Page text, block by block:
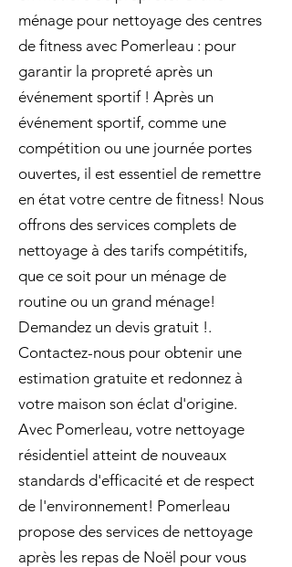
ménage pour nettoyage des centres
de fitness avec Pomerleau : pour
garantir la propreté après un
événement sportif ! Après un
événement sportif, comme une
compétition ou une journée portes
ouvertes, il est essentiel de remettre
en état votre centre de fitness! Nous
offrons des services complets de
nettoyage à des tarifs compétitifs,
que ce soit pour un ménage de
routine ou un grand ménage!
Demandez un devis gratuit !.
Contactez-nous pour obtenir une
estimation gratuite et redonnez à
votre maison son éclat d'origine.
Avec Pomerleau, votre nettoyage
résidentiel atteint de nouveaux
standards d'efficacité et de respect
de l'environnement! Pomerleau
propose des services de nettoyage
après les repas de Noël pour vous